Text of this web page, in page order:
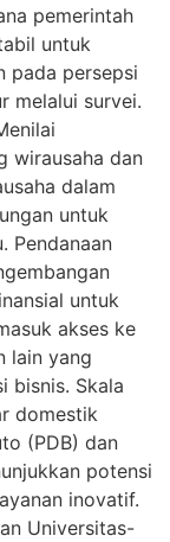
pemerintah
untuk
pada persepsi
melalui survei.
wirausaha dan
dalam
untuk
Pendanaan
untuk
akses ke
lain yang
bisnis. Skala
domestik
(PDB) dan
potensi
inovatif.
Universitas-